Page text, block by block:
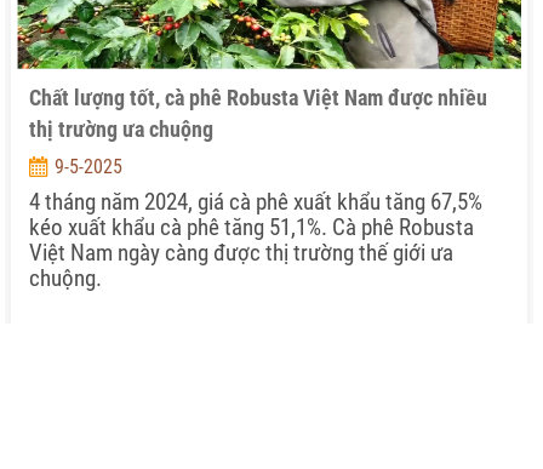
Chất lượng tốt, cà phê Robusta Việt Nam được nhiều
thị trường ưa chuộng
9-5-2025
4 tháng năm 2024, giá cà phê xuất khẩu tăng 67,5%
kéo xuất khẩu cà phê tăng 51,1%. Cà phê Robusta
Việt Nam ngày càng được thị trường thế giới ưa
chuộng.